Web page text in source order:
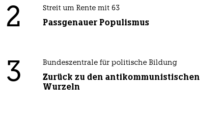
2 Streit um Rente mit 63
Passgenauer Populismus
3 Bundeszentrale für politische Bildung
Zurück zu den antikommunistischen
Wurzeln